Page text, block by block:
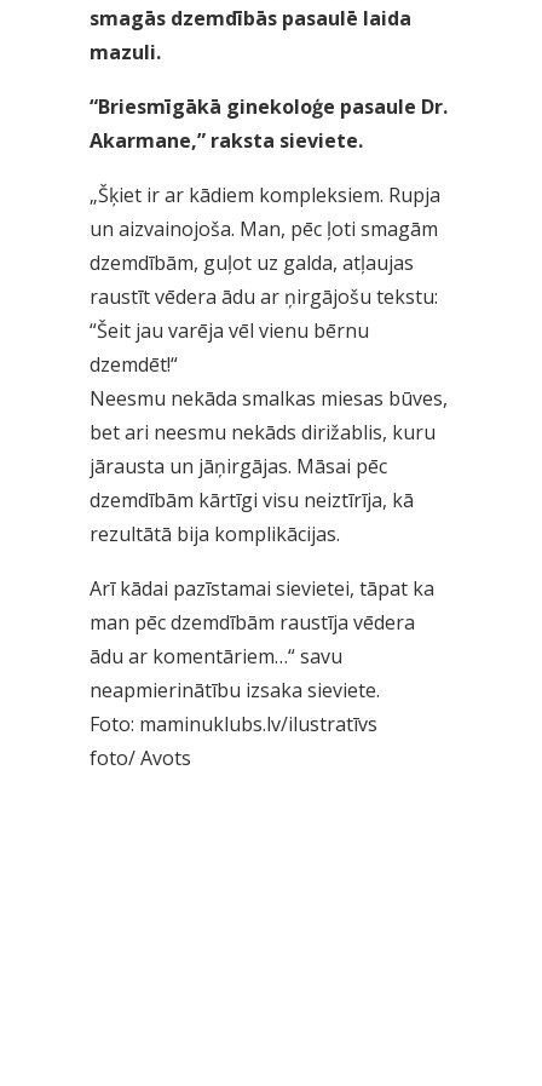
smagās dzemdībās pasaulē laida
mazuli.
“Briesmīgākā ginekoloģe pasaule Dr.
Akarmane,” raksta sieviete.
„Šķiet ir ar kādiem kompleksiem. Rupja
un aizvainojoša. Man, pēc ļoti smagām
dzemdībām, guļot uz galda, atļaujas
raustīt vēdera ādu ar ņirgājošu tekstu:
“Šeit jau varēja vēl vienu bērnu
dzemdēt!“
Neesmu nekāda smalkas miesas būves,
bet ari neesmu nekāds dirižablis, kuru
jārausta un jāņirgājas. Māsai pēc
dzemdībām kārtīgi visu neiztīrīja, kā
rezultātā bija komplikācijas.
Arī kādai pazīstamai sievietei, tāpat ka
man pēc dzemdībām raustīja vēdera
ādu ar komentāriem…“ savu
neapmierinātību izsaka sieviete.
Foto: maminuklubs.lv/ilustratīvs
foto/Avots